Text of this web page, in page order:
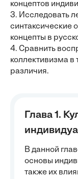
концептов
3. Исследовать
синтаксические
концепты в
4. Сравнить
коллективизма в
различия.
Глава 1.
В данной
основы
также их